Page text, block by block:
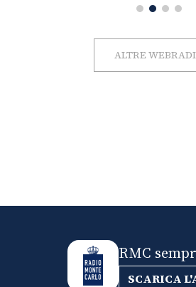
ALTRE
RMC
SCARICA